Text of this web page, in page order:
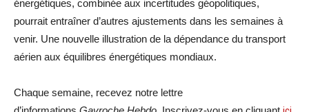
énergétiques, combinée aux incertitudes géopolitiques,
pourrait entraîner d’autres ajustements dans les semaines à
venir. Une nouvelle illustration de la dépendance du transport
aérien aux équilibres énergétiques mondiaux.
Chaque semaine, recevez notre lettre